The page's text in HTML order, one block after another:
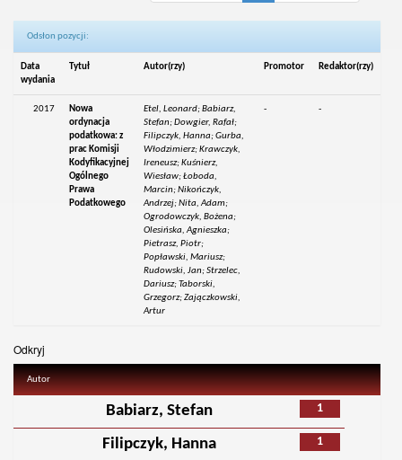
Odsłon pozycji:
Data
wydania
Tytuł Autor(rzy) Promotor Redaktor(rzy)
2017
Nowa
ordynacja
podatkowa: z
prac Komisji
Kodyfikacyjnej
Ogólnego
Prawa
Podatkowego
Etel, Leonard; Babiarz,
Stefan; Dowgier, Rafał;
Filipczyk, Hanna; Gurba,
Włodzimierz; Krawczyk,
Ireneusz; Kuśnierz,
Wiesław; Łoboda,
Marcin; Nikończyk,
Andrzej; Nita, Adam;
Ogrodowczyk, Bożena;
Olesińska, Agnieszka;
Pietrasz, Piotr;
Popławski, Mariusz;
Rudowski, Jan; Strzelec,
Dariusz; Taborski,
Grzegorz; Zajączkowski,
Artur
- -
Odkryj
Autor
1
Babiarz, Stefan
1
Filipczyk, Hanna